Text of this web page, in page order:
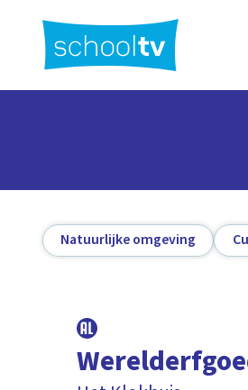
hoofdinhoud
Natuurlijke omgeving